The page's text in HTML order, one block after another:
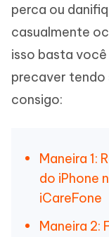
perca ou
casualmente
isso basta você
precaver tendo
consigo:
Maneira 1:
do iPhone
iCareFone
Maneira 2: